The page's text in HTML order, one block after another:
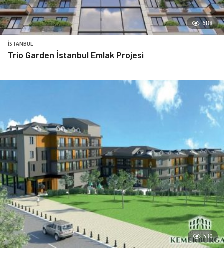
688
İSTANBUL
Trio Garden İstanbul Emlak Projesi
530